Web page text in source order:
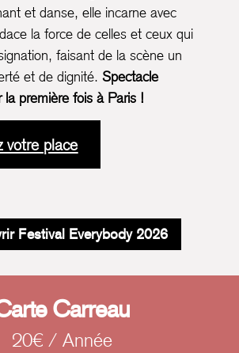
et danse, elle incarne avec
la force de celles et ceux qui
faisant de la scène un
et de dignité.Spectacle
la première fois à Paris !
votre place
Festival Everybody 2026
Carreau
20€ / Année